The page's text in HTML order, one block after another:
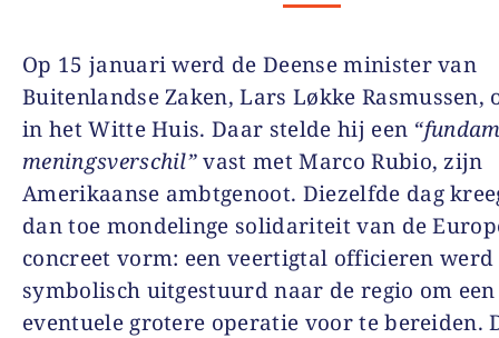
Op 15 januari werd de Deense minister van
Buitenlandse Zaken, Lars Løkke Rasmussen,
in het Witte Huis. Daar stelde hij een
meningsverschil”vast met Marco Rubio, zijn
Amerikaanse ambtgenoot. Diezelfde dag
dan toe mondelinge solidariteit van de
concreet vorm: een veertigtal officieren werd
symbolisch uitgestuurd naar de regio om een
eventuele grotere operatie voor te bereiden.